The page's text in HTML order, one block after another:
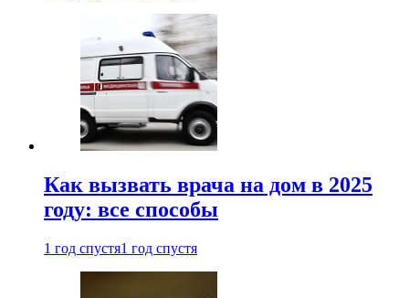
Как вызвать врача на дом в 2025
году: все способы
1 год спустя1 год спустя